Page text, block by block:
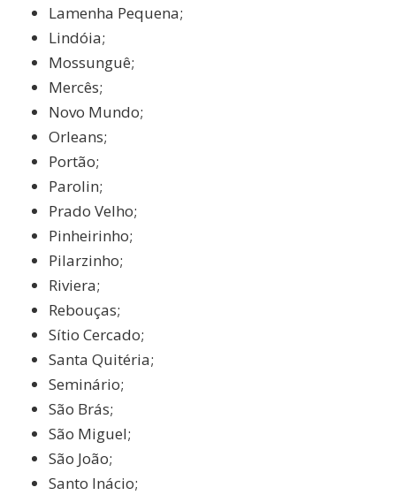
Lamenha Pequena;
Lindóia;
Mossunguê;
Mercês;
Novo Mundo;
Orleans;
Portão;
Parolin;
Prado Velho;
Pinheirinho;
Pilarzinho;
Riviera;
Rebouças;
Sítio Cercado;
Santa Quitéria;
Seminário;
São Brás;
São Miguel;
São João;
Santo Inácio;